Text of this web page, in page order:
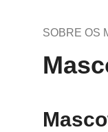
SOBRE OS